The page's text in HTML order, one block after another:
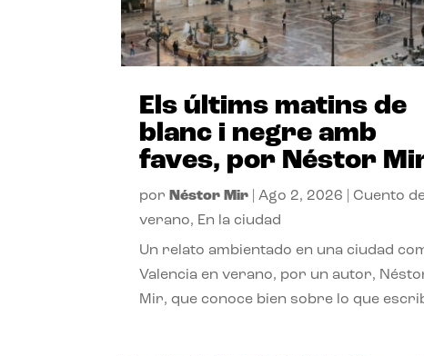
Els últims matins de
blanc i negre amb
faves, por Néstor
por Néstor Mir |Ago 2, 2026 |Cuento
verano, En la ciudad
Un relato ambientado en una ciudad
Valencia en verano, por un autor,
Mir, que conoce bien sobre lo que